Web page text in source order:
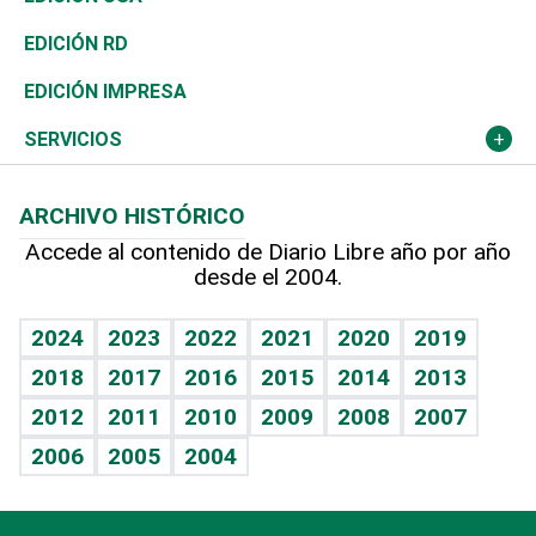
Ocenanía
Caribe
Resto del mundo
Telecom.
Global y variable
Economía personal
Sociales
Novedades
Podcast Arte Libre
Hablando con el pediatra
Vida y familia
Eñe
Celebrando la vida
Sin complejos
En pocas palabras
Tenis
Olimpismo
Más deportes
Línea de hit
TBT Deportivo
El Espía
Noticiero Poteleche
Columnistas
Más firmas
Historia
Martes de tecnología
Cambio climático
Revista
Deportes
Opinión
Hecho en casa
Guía del dinero
EDICIÓN RD
EDICIÓN IMPRESA
SERVICIOS
Cumpleaños
Horóscopos
Crucigramas
ARCHIVO HISTÓRICO
Accede al contenido de Diario Libre año por año
desde el 2004.
2024 2023 2022 2021 2020
2019
2018
2017 2016 2015 2014
2013
2012
2011 2010 2009 2008
2007
2006
2005 2004